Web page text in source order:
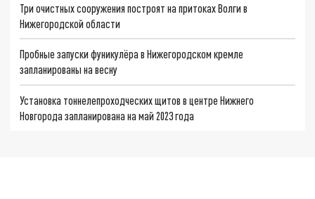
Три очистных сооружения построят на притоках Волги в
Нижегородской области
Пробные запуски фуникулёра в Нижегородском кремле
запланированы на весну
Установка тоннелепроходческих щитов в центре Нижнего
Новгорода запланирована на май 2023 года